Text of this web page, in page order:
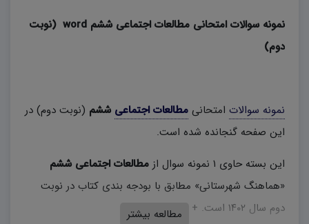
نمونه سوالات امتحانی مطالعات اجتماعی ششم word (نوبت
دوم)
نمونه سوالات امتحانی مطالعات اجتماعی ششم (نوبت دوم) در
این صفحه گنجانده شده است.
این بسته حاوی ۱ نمونه سوال از
مطالعات اجتماعی ششم
«هماهنگ شهرستانی» مطابق با بودجه بندی کتاب در نوبت
دوم سال ۱۴۰۲ است. + پاسخنامه
مطالعه بیشتر